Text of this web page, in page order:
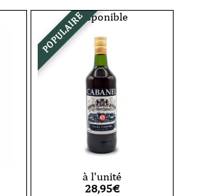
-
100
cl
POPULAIREDisponible
à l'unité
28,95€